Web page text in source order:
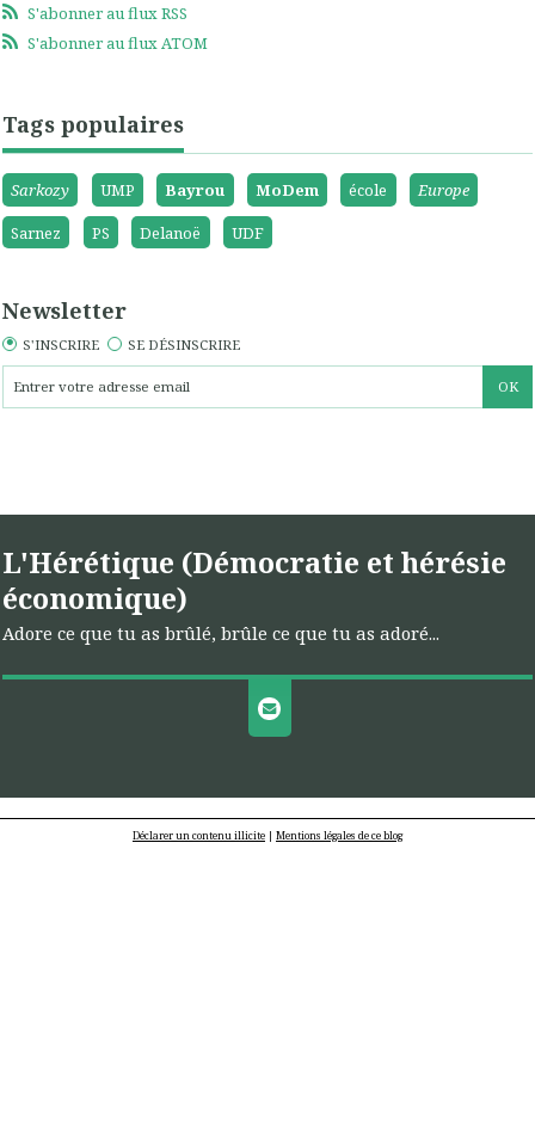
S'abonner au flux RSS
S'abonner au flux ATOM
Tags populaires
Sarkozy UMP Bayrou MoDem école
Europe
Sarnez
PS Delanoë UDF
Newsletter
S'INSCRIRE SE DÉSINSCRIRE
L'Hérétique (Démocratie et hérésie
économique)
Adore ce que tu as brûlé, brûle ce que tu as adoré...
Déclarer un contenu illicite | Mentions légales de ce blog